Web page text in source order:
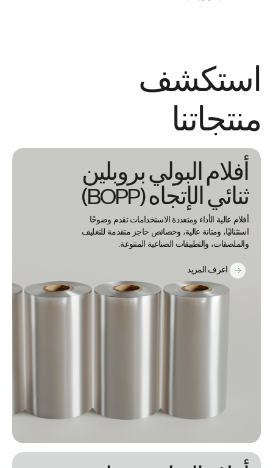
استكشف
منتجاتنا
أفلام البولي بروبلين
ثنائي الإتجاه (BOPP)
أفلام عالية الأداء ومتعددة الاستخدامات تقدم وضوحًا
استثنائيًا، ومتانة عالية، وخصائص حاجز متقدمة للتغليف
والملصقات، والتطبيقات الصناعية المتنوعة.
اعرف المزيد